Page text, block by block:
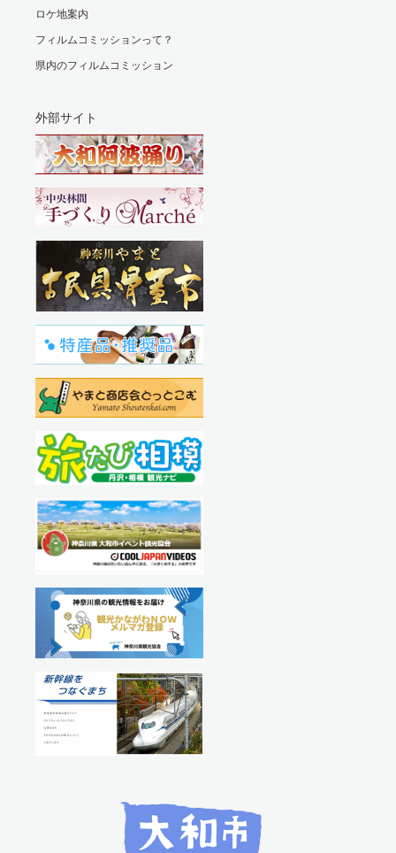
ロケ地案内
フィルムコミッションって？
県内のフィルムコミッション
外部サイト